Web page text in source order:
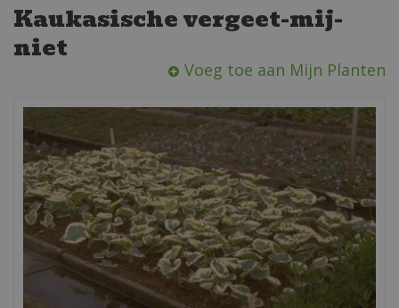
Kaukasische vergeet-mij-
niet
Voeg toe aan Mijn Planten